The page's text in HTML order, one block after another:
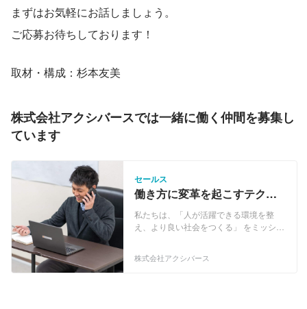
まずはお気軽にお話しましょう。
ご応募お待ちしております！
取材・構成：杉本友美
株式会社アクシバースでは一緒に働く仲間を募集し
ています
セールス
働き方に変革を起こすテクノ
ロジーを届ける！2人目のセー
ルスメンバーを募集！
私たちは、「人が活躍できる環境を整
え、より良い社会をつくる」 をミッショ
フト自動作成サービス「Shiftmation」
株式会社アクシバース